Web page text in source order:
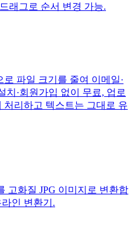
래그로 순서 변경 가능.
파일 크기를 줄여 이메일·
치·회원가입 없이 무료, 업로
리하고 텍스트는 그대로 유
고화질 JPG 이미지로 변환합
인 변환기.